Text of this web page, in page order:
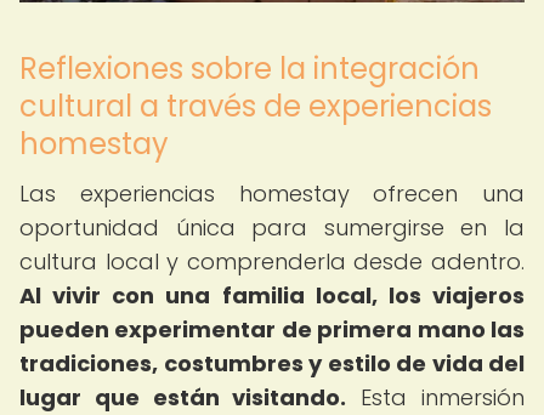
Reflexiones sobre la integración
cultural a través de experiencias
homestay
Las experiencias homestay ofrecen una
oportunidad única para sumergirse en la
cultura local y comprenderla desde adentro.
Al vivir con una familia local, los viajeros
pueden experimentar de primera mano las
tradiciones, costumbres y estilo de vida del
lugar que están visitando. Esta inmersión